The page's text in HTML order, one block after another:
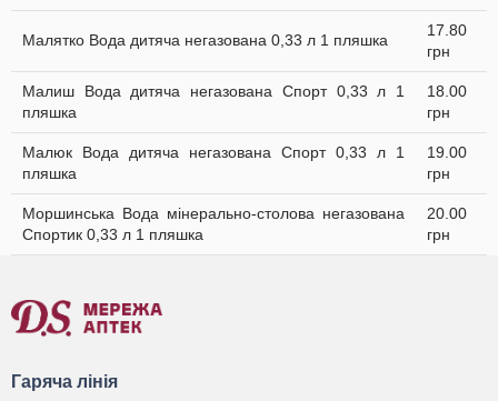
Малятко Вода дитяча негазована 0,33 л 1 пляшка
17.80
грн
Малиш Вода дитяча негазована Спорт 0,33 л 1
пляшка
18.00
грн
Малюк Вода дитяча негазована Спорт 0,33 л 1
пляшка
19.00
грн
Моршинська Вода мінерально-столова негазована
Спортик 0,33 л 1 пляшка
20.00
грн
Гаряча лінія